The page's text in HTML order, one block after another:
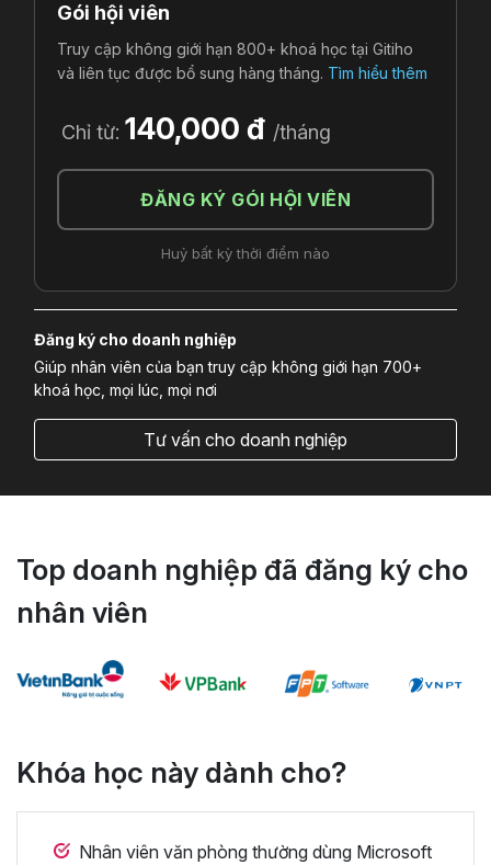
Gói hội viên
Truy cập không giới hạn 800+ khoá học tại Gitiho
và liên tục được bổ sung hàng tháng. Tìm hiểu thêm
Chỉ từ: 140,000 đ /tháng
ĐĂNG KÝ GÓI HỘI VIÊN
Huỷ bất kỳ thời điểm nào
Đăng ký cho doanh nghiệp
Giúp nhân viên của bạn truy cập không giới hạn 700+
khoá học, mọi lúc, mọi nơi
Tư vấn cho doanh nghiệp
Top doanh nghiệp đã đăng ký cho
nhân viên
Khóa học này dành cho?
Nhân viên văn phòng thường dùng Microsoft